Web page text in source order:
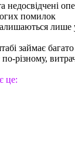
недосвідчені
помилок
лише
займає
різному,
це: